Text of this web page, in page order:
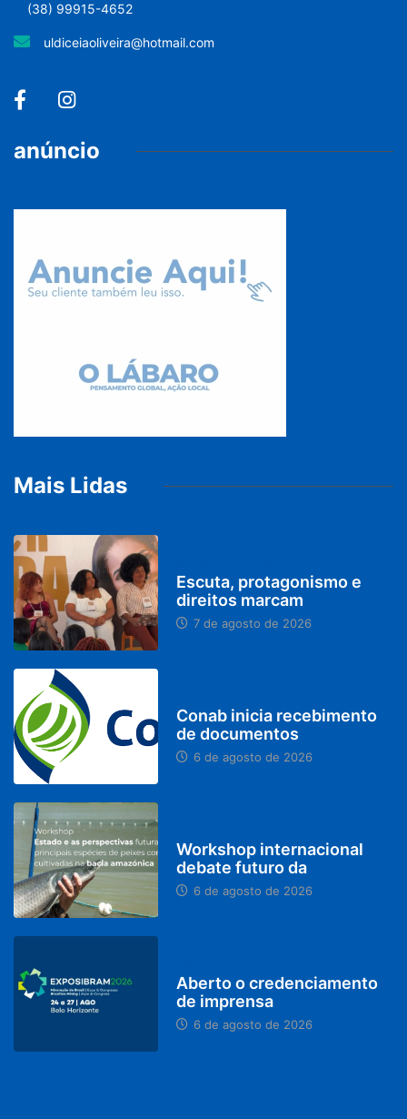
(38) 99915-4652
uldiceiaoliveira@hotmail.com
anúncio
Mais Lidas
Escuta, protagonismo e
direitos marcam
7 de agosto de 2026
Conab inicia recebimento
de documentos
6 de agosto de 2026
Workshop internacional
debate futuro da
6 de agosto de 2026
Aberto o credenciamento
de imprensa
6 de agosto de 2026